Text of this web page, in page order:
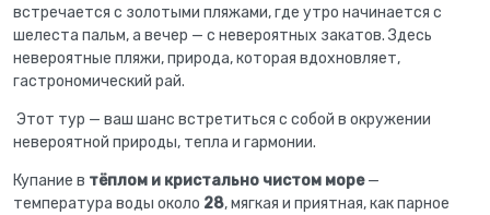
встречается с золотыми пляжами, где утро начинается с
шелеста пальм, а вечер — с невероятных закатов. Здесь
невероятные пляжи, природа, которая вдохновляет,
гастрономический рай.
Этот тур — ваш шанс встретиться с собой в окружении
невероятной природы, тепла и гармонии.
Купание в тёплом и кристально чистом море—
температура воды около 28, мягкая и приятная, как парное